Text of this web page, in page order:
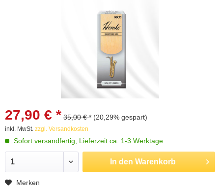
27,90 € * 35,00 € * (20,29% gespart)
inkl. MwSt. zzgl. Versandkosten
Sofort versandfertig, Lieferzeit ca. 1-3 Werktage
In den Warenkorb
Merken